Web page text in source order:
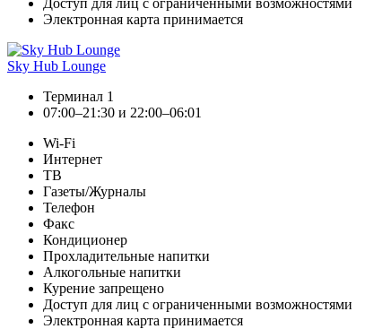
Электронная карта принимается
Sky Hub Lounge
Терминал 1
07:00–21:30 и 22:00–06:01
Wi-Fi
Интернет
ТВ
Газеты/Журналы
Телефон
Факс
Кондиционер
Прохладительные напитки
Алкогольные напитки
Курение запрещено
Доступ для лиц с ограниченными возможностями
Электронная карта принимается